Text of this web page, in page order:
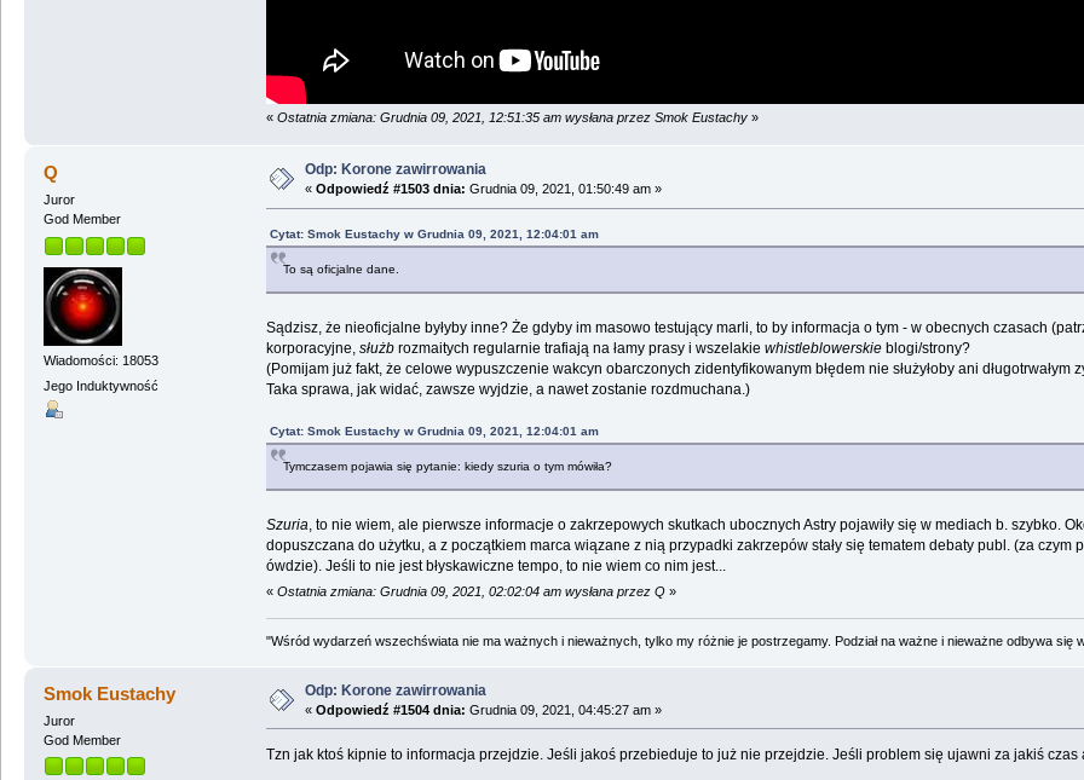
« Ostatnia zmiana: Grudnia 09, 2021, 12:51:35 am wysłana przez Smok Eustachy»
Q
Juror
God Member
Wiadomości: 18053
Jego Induktywność
Odp: Korone zawirrowania
« Odpowiedź #1503 dnia: Grudnia 09, 2021, 01:50:49 am »
Cytat: Smok Eustachy w Grudnia 09, 2021, 12:04:01 am
To są oficjalne dane.
Sądzisz, że nieoficjalne byłyby inne? Że gdyby im masowo testujący marli, to by informacja o tym - w obecnych czasach
korporacyjne, służbrozmaitych regularnie trafiają na łamy prasy i wszelakie whistleblowerskieblogi/strony?
(Pomijam już fakt, że celowe wypuszczenie wakcyn obarczonych zidentyfikowanym błędem nie służyłoby ani
Taka sprawa, jak widać, zawsze wyjdzie, a nawet zostanie rozdmuchana.)
Cytat: Smok Eustachy w Grudnia 09, 2021, 12:04:01 am
Tymczasem pojawia się pytanie: kiedy szuria o tym mówiła?
Szuria, to nie wiem, ale pierwsze informacje o zakrzepowych skutkach ubocznych Astry pojawiły się w mediach b. szybko.
dopuszczana do użytku, a z początkiem marca wiązane z nią przypadki zakrzepów stały się tematem debaty publ. (za
ówdzie). Jeśli to nie jest błyskawiczne tempo, to nie wiem co nim jest...
« Ostatnia zmiana: Grudnia 09, 2021, 02:02:04 am wysłana przez Q»
"Wśród wydarzeń wszechświata nie ma ważnych i nieważnych, tylko my różnie je postrzegamy. Podział na ważne i nieważne odbywa się
Smok Eustachy
Juror
God Member
Odp: Korone zawirrowania
« Odpowiedź #1504 dnia: Grudnia 09, 2021, 04:45:27 am »
Tzn jak ktoś kipnie to informacja przejdzie. Jeśli jakoś przebieduje to już nie przejdzie. Jeśli problem się ujawni za jakiś czas